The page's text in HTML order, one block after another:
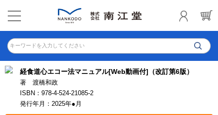
キーワードを入力してください
経食道心エコー法マニュアル[Web動画付]（改訂第6版）
著 渡橋和政
ISBN：978-4-524-21085-2
発行年月：2025年●月